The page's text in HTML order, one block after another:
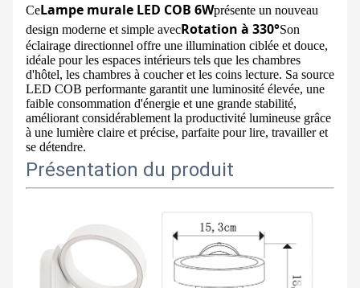
CeLampe murale LED COB 6Wprésente un nouveau
design moderne et simple avecRotation à 330°Son
éclairage directionnel offre une illumination ciblée et douce,
idéale pour les espaces intérieurs tels que les chambres
d'hôtel, les chambres à coucher et les coins lecture. Sa source
LED COB performante garantit une luminosité élevée, une
faible consommation d'énergie et une grande stabilité,
améliorant considérablement la productivité lumineuse grâce
à une lumière claire et précise, parfaite pour lire, travailler et
se détendre.
Présentation du produit